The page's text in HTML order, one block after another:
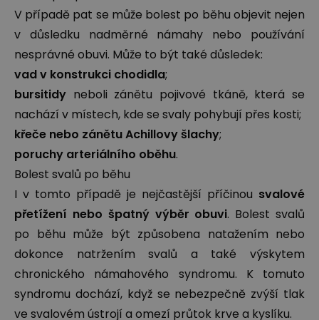
V případě pat se může bolest po běhu objevit nejen
v důsledku nadměrné námahy nebo používání
nesprávné obuvi. Může to být také důsledek:
vad v konstrukci chodidla;
bursitidy neboli zánětu pojivové tkáně, která se
nachází v místech, kde se svaly pohybují přes kosti;
křeče nebo zánětu Achillovy šlachy;
poruchy arteriálního oběhu.
Bolest svalů po běhu
I v tomto případě je nejčastější příčinou svalové
přetížení nebo špatný výběr obuvi. Bolest svalů
po běhu může být způsobena natažením nebo
dokonce natržením svalů a také výskytem
chronického námahového syndromu. K tomuto
syndromu dochází, když se nebezpečně zvýší tlak
ve svalovém ústrojí a omezí průtok krve a kyslíku.